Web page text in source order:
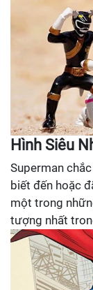
Hình Siêu
Superman
biết đến hoặc
một trong
tượng nhất